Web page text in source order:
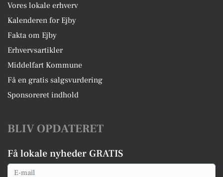
Vores lokale erhverv
Kalenderen for Ejby
Fakta om Ejby
Erhvervsartikler
Middelfart Kommune
Få en gratis salgsvurdering
Sponsoreret indhold
BLIV OPDATERET
Få lokale nyheder GRATIS
Email